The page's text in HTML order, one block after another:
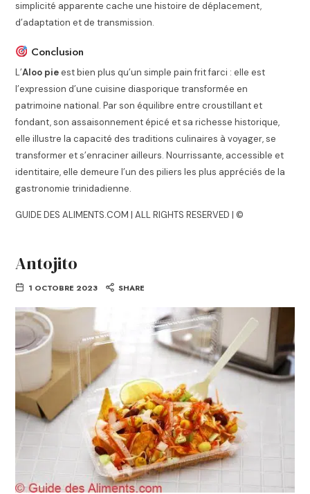
simplicité apparente cache une histoire de déplacement,
d’adaptation et de transmission.
Conclusion
L’Aloo pieest bien plus qu’un simple pain frit farci : elle est
l’expression d’une cuisine diasporique transformée en
patrimoine national. Par son équilibre entre croustillant et
fondant, son assaisonnement épicé et sa richesse historique,
elle illustre la capacité des traditions culinaires à voyager, se
transformer et s’enraciner ailleurs. Nourrissante, accessible et
identitaire, elle demeure l’un des piliers les plus appréciés de la
gastronomie trinidadienne.
GUIDE DES ALIMENTS.COM | ALL RIGHTS RESERVED | ©
Antojito
1 OCTOBRE 2023 SHARE